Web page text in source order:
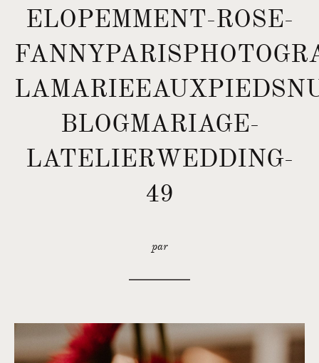
ELOPEMMENT-ROSE-
BLOGMARIAGE-
LATELIERWEDDING-
49
par